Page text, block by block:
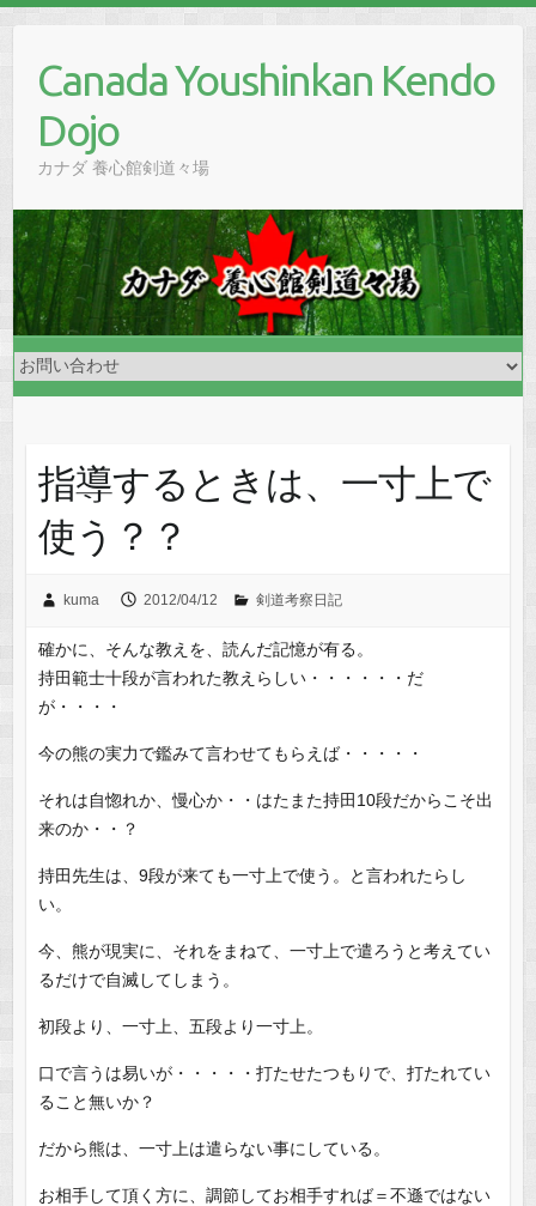
contentCanada Youshinkan Kendo
Dojo
カナダ 養心館剣道々場
指導するときは、一寸上で
使う？？
kuma 2012/04/12 剣道考察日記
確かに、そんな教えを、読んだ記憶が有る。
持田範士十段が言われた教えらしい・・・・・・だ
が・・・・
今の熊の実力で鑑みて言わせてもらえば・・・・・
それは自惚れか、慢心か・・はたまた持田10段だからこそ出
来のか・・？
持田先生は、9段が来ても一寸上で使う。と言われたらし
い。
今、熊が現実に、それをまねて、一寸上で遣ろうと考えてい
るだけで自滅してしまう。
初段より、一寸上、五段より一寸上。
口で言うは易いが・・・・・打たせたつもりで、打たれてい
ること無いか？
だから熊は、一寸上は遣らない事にしている。
お相手して頂く方に、調節してお相手すれば＝不遜ではない